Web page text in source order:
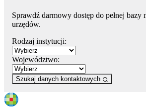
Sprawdź darmowy dostęp do pełnej bazy
urzędów.
Rodzaj instytucji:
Województwo:
Szukaj danych kontaktowych